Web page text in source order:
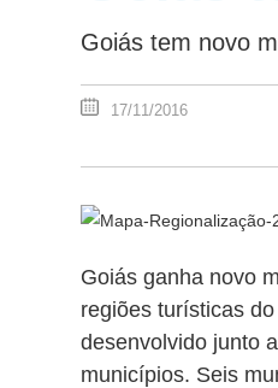
Goiás tem novo
17/11/2016
Goiás ganha novo
regiões turísticas
desenvolvido junto
municípios. Seis